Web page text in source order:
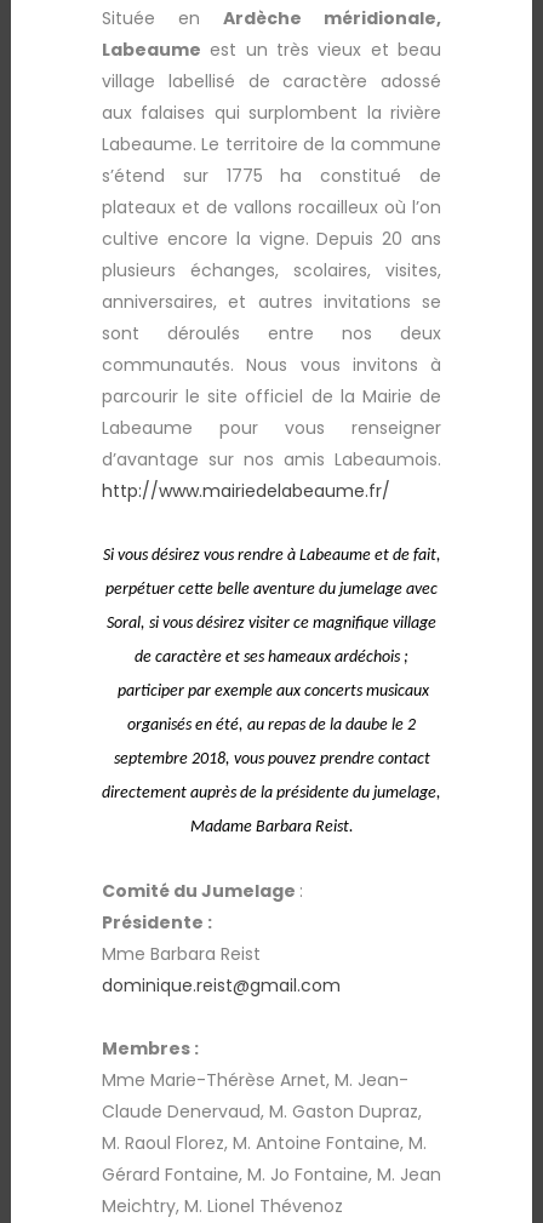
Située en Ardèche méridionale,
Labeaume est un très vieux et beau
village labellisé de caractère adossé
aux falaises qui surplombent la rivière
Labeaume. Le territoire de la commune
s’étend sur 1775 ha constitué de
plateaux et de vallons rocailleux où l’on
cultive encore la vigne. Depuis 20 ans
plusieurs échanges, scolaires, visites,
anniversaires, et autres invitations se
sont déroulés entre nos deux
communautés. Nous vous invitons à
parcourir le site officiel de la Mairie de
Labeaume pour vous renseigner
d’avantage sur nos amis Labeaumois.
http://www.mairiedelabeaume.fr/
Si vous désirez vous rendre à Labeaume et de fait,
perpétuer cette belle aventure du jumelage avec
Soral, si vous désirez visiter ce magnifique village
de caractère et ses hameaux ardéchois ;
participer par exemple aux concerts musicaux
organisés en été, au repas de la daube le 2
septembre 2018, vous pouvez prendre contact
directement auprès de la présidente du jumelage,
Madame Barbara Reist.
Comité du Jumelage :
Présidente :
Mme Barbara Reist
dominique.reist@gmail.com
Membres :
Mme Marie-Thérèse Arnet, M. Jean-
Claude Denervaud, M. Gaston Dupraz,
M. Raoul Florez, M. Antoine Fontaine, M.
Gérard Fontaine, M. Jo Fontaine, M. Jean
Meichtry, M. Lionel Thévenoz